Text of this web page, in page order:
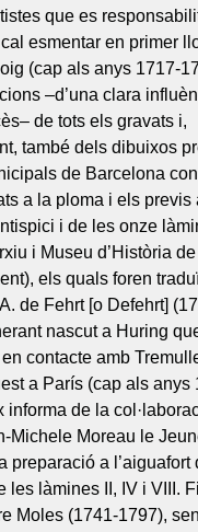
que es
esmentar en primer
(cap als anys 1717-
–d’una clara
de tots els gravats i,
també dels dibuixos
de Barcelona
a la ploma i els previs
i de les onze
i Museu d’Història
els quals foren
de Fehrt [o Defehrt]
nascut a Huring
contacte amb
a París (cap als anys
informa de la
Michele Moreau le
preparació a l’aiguafort
les làmines II, IV i VIII.
Moles (1741-1797),